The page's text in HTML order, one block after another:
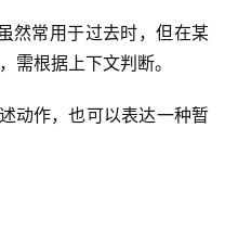
然常用于过去时，但在某
需根据上下文判断。
动作，也可以表达一种暂